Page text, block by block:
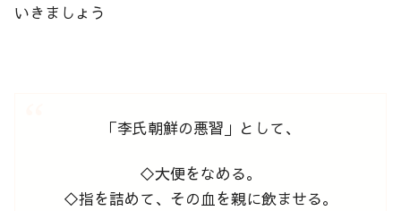
いきましょう
「李氏朝鮮の悪習」として、
◇大便をなめる。
◇指を詰めて、その血を親に飲ませる。